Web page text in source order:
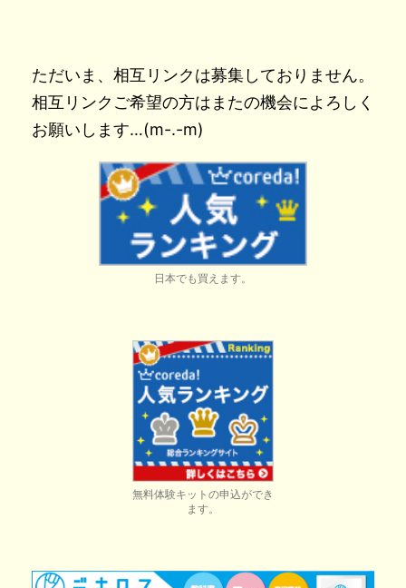
ただいま、相互リンクは募集しておりません。
相互リンクご希望の方はまたの機会によろしく
お願いします…(m-.-m)
日本でも買えます。
無料体験キットの申込ができ
ます。